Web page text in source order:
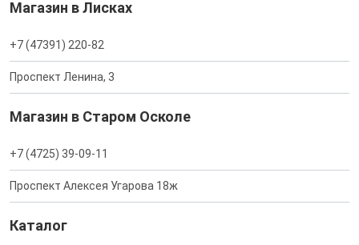
Магазин в Лисках
+7 (47391) 220-82
Проспект Ленина, 3
Магазин в Старом Осколе
+7 (4725) 39-09-11
Проспект Алексея Угарова 18ж
Каталог